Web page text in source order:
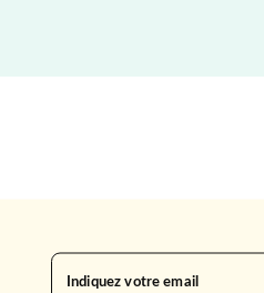
Indiquez votre email